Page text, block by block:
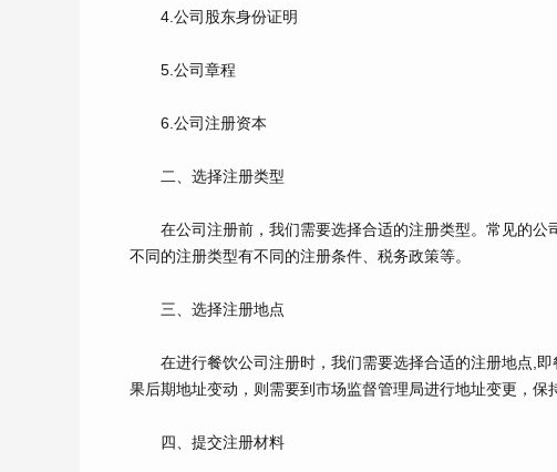
4.公司股东身份证明
5.公司章程
6.公司注册资本
二、选择注册类型
在公司注册前，我们需要选择合适的注册类型。常见的公
不同的注册类型有不同的注册条件、税务政策等。
三、选择注册地点
在进行餐饮公司注册时，我们需要选择合适的注册地点,即
果后期地址变动，则需要到市场监督管理局进行地址变更，保
四、提交注册材料